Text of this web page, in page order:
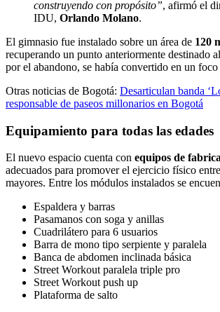
construyendo con propósito”, afirmó el
IDU, Orlando Molano.
El gimnasio fue instalado sobre un área de 120
recuperando un punto anteriormente destinado
por el abandono, se había convertido en un
Otras noticias de Bogotá: Desarticulan banda
responsable de paseos millonarios en Bogotá
Equipamiento para todas las edades
El nuevo espacio cuenta con equipos de
adecuados para promover el ejercicio físico
mayores. Entre los módulos instalados se
Espaldera y barras
Pasamanos con soga y anillas
Cuadrilátero para 6 usuarios
Barra de mono tipo serpiente y paralela
Banca de abdomen inclinada básica
Street Workout paralela triple pro
Street Workout push up
Plataforma de salto